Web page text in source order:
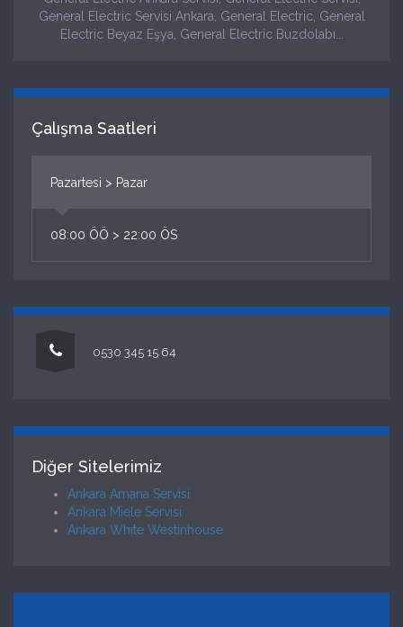
General Electric Servisi Ankara, General Electric, General
Electric Beyaz Eşya, General Electric Buzdolabı...
Çalışma Saatleri
Pazartesi > Pazar
08:00 ÖÖ > 22:00 ÖS
0530 345 15 64
Diğer Sitelerimiz
Ankara Amana Servisi
Ankara Miele Servisi
Ankara White Westinhouse